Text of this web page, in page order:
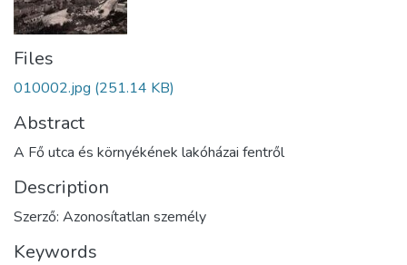
Files
010002.jpg (251.14 KB)
Abstract
A Fő utca és környékének lakóházai fentről
Description
Szerző: Azonosítatlan személy
Keywords